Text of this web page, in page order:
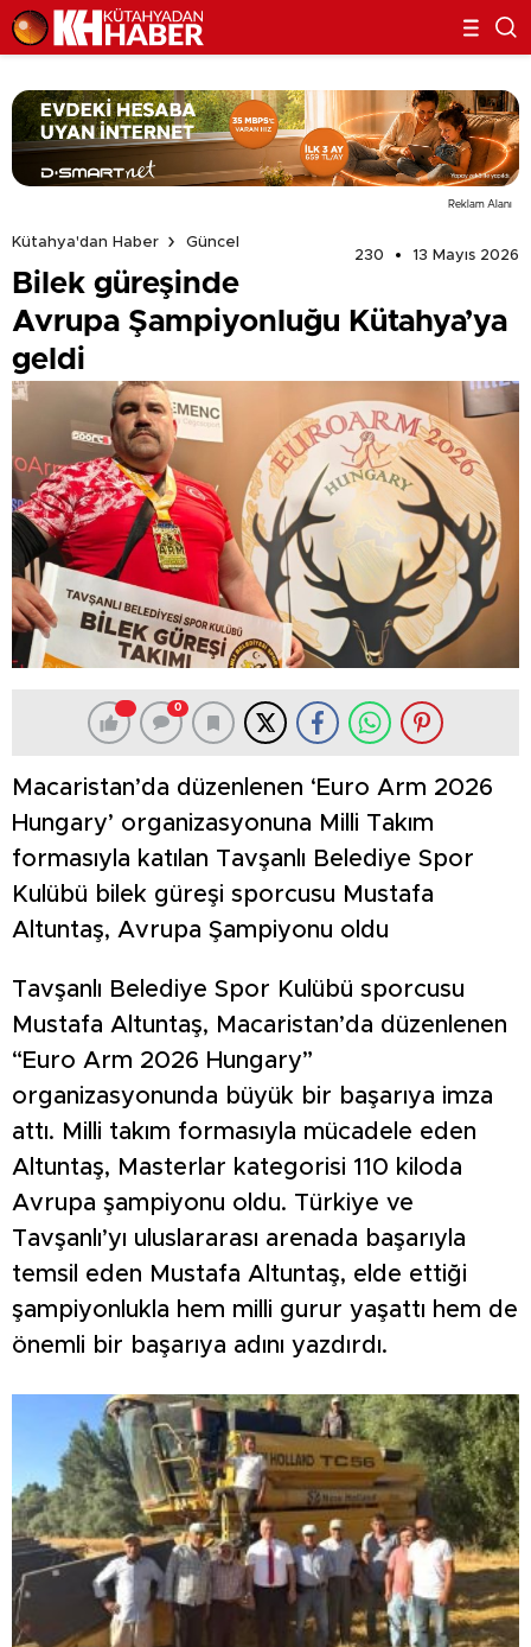
Reklam Alanı
Kütahya'dan Haber
Güncel
230
13 Mayıs 2026
Bilek güreşinde
Avrupa Şampiyonluğu Kütahya’ya
geldi
0
Macaristan’da düzenlenen ‘Euro Arm 2026
Hungary’ organizasyonuna Milli Takım
formasıyla katılan Tavşanlı Belediye Spor
Kulübü bilek güreşi sporcusu Mustafa
Altuntaş, Avrupa Şampiyonu oldu
Tavşanlı Belediye Spor Kulübü sporcusu
Mustafa Altuntaş, Macaristan’da düzenlenen
“Euro Arm 2026 Hungary”
organizasyonunda büyük bir başarıya imza
attı. Milli takım formasıyla mücadele eden
Altuntaş, Masterlar kategorisi 110 kiloda
Avrupa şampiyonu oldu. Türkiye ve
Tavşanlı’yı uluslararası arenada başarıyla
temsil eden Mustafa Altuntaş, elde ettiği
şampiyonlukla hem milli gurur yaşattı hem de
önemli bir başarıya adını yazdırdı.